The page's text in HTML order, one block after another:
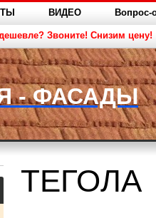
ВИДЕО Вопрос-
Звоните! Снизим цену!
- ФАСАДЫ
ТЕГОЛА